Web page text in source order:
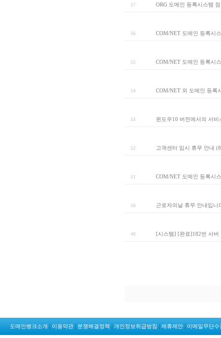
57 ORG 도메인 등록시스템
56 COM/NET 도메인 등록시
55 COM/NET 도메인 등록시
54 COM/NET 외 도메인 등록
53 윈도우10 버전에서의 서
52 고객센터 임시 휴무 안내
51 COM/NET 도메인 등록시
50 근로자의날 휴무 안내입니
49 [시스템] [완료]182번 서버
도메인뱅크소개 이용약관 분쟁해결정책 개인정보취급방침 제휴제안 이메일무단수